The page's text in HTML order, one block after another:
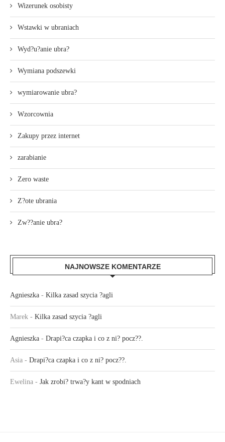
Wizerunek osobisty
Wstawki w ubraniach
Wyd?u?anie ubra?
Wymiana podszewki
wymiarowanie ubra?
Wzorcownia
Zakupy przez internet
zarabianie
Zero waste
Z?ote ubrania
Zw??anie ubra?
NAJNOWSZE KOMENTARZE
Agnieszka - Kilka zasad szycia ?agli
Marek - Kilka zasad szycia ?agli
Agnieszka - Drapi?ca czapka i co z ni? pocz??.
Asia - Drapi?ca czapka i co z ni? pocz??.
Ewelina - Jak zrobi? trwa?y kant w spodniach